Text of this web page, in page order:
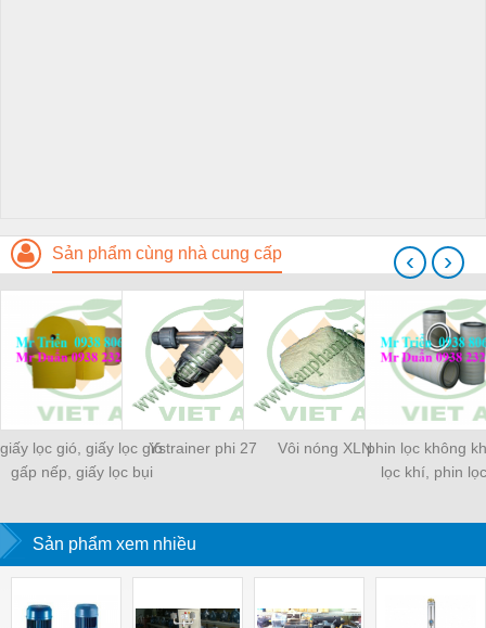
Sản phẩm cùng nhà cung cấp
giấy lọc gió, giấy lọc gió
gấp nếp, giấy lọc bụi
Ystrainer phi 27 Vôi nóng XLNphin lọc không
lọc khí, phin
‹ ›
Sản phẩm xem nhiều